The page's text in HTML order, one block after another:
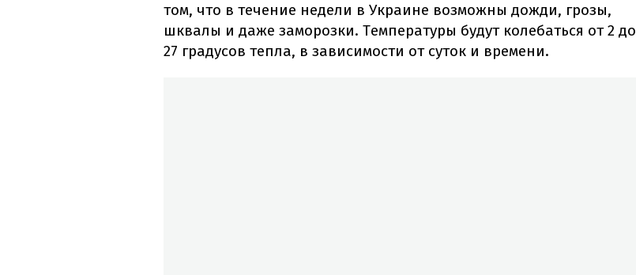
том, что в течение недели в Украине возможны дожди, грозы,
шквалы и даже заморозки. Температуры будут колебаться от 2 до
27 градусов тепла, в зависимости от суток и времени.